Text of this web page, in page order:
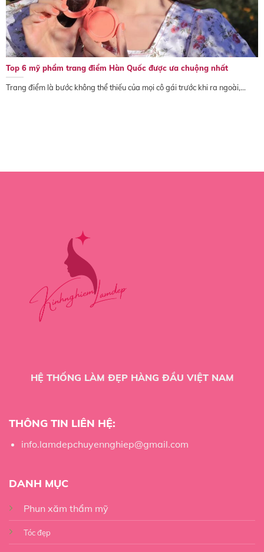
Top 6 mỹ phẩm trang điểm Hàn Quốc được ưa chuộng nhất
Trang điểm là bước không thể thiếu của mọi cô gái trước khi ra ngoài,...
HỆ THỐNG LÀM ĐẸP HÀNG ĐẦU VIỆT NAM
THÔNG TIN LIÊN HỆ:
info.lamdepchuyennghiep@gmail.com
DANH MỤC
Phun xăm thẩm mỹ
Tóc đẹp